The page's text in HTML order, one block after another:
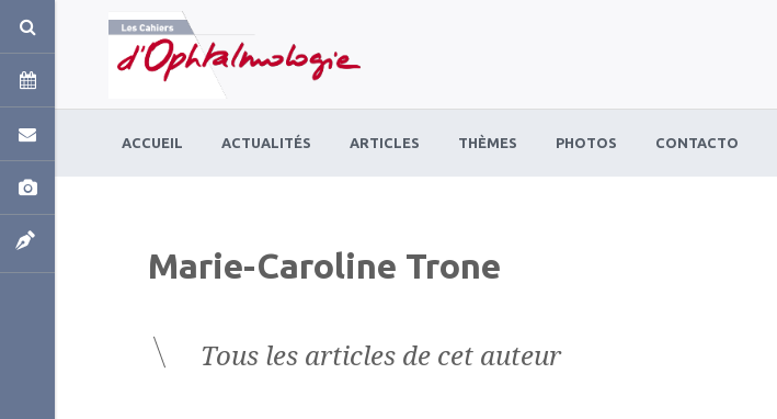
ACCUEIL ACTUALITÉS ARTICLES THÈMES PHOTOS CONTACTO
Marie-Caroline Trone
Tous les articles de cet auteur
Panneau de gestion des cookies